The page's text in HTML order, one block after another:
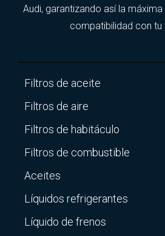
Audi, garantizando así la
compatibilidad con tu
Filtros de aceite
Filtros de aire
Filtros de habitáculo
Filtros de combustible
Aceites
Líquidos refrigerantes
Líquido de frenos